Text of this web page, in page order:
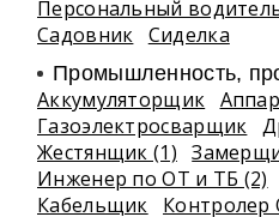
Персональный
Садовник Сиделка
Промышленность,
Аккумуляторщик
Газоэлектросварщик
Жестянщик (1)
Инженер по ОТ и ТБ (2)
Кабельщик
Контролер